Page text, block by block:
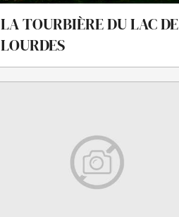
LA TOURBIÈRE DU LAC DE
LOURDES